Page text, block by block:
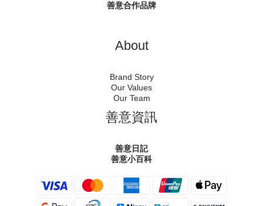
善意合作品牌
About
Brand Story
Our Values
Our Team
善意資訊
善意日記
善意小百科